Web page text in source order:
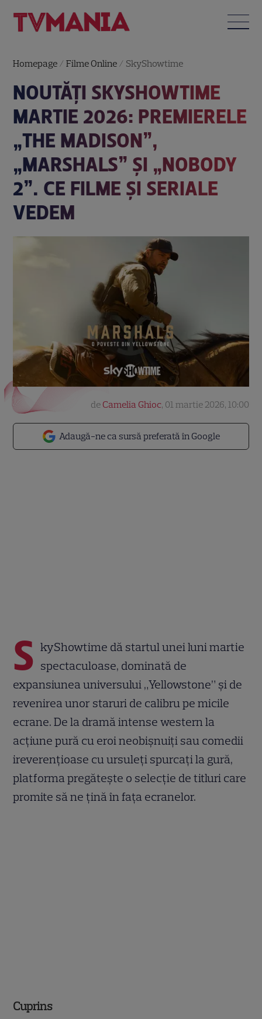
Homepage /Filme Online / SkyShowtime
NOUTĂȚI SKYSHOWTIME
MARTIE 2026: PREMIERELE
„THE MADISON”,
„MARSHALS” ȘI „NOBODY
2”. CE FILME ȘI SERIALE
VEDEM
Adaugă-ne ca sursă preferată în Google
de Camelia Ghioc, 01 martie 2026, 10:00
S kyShowtime dă startul unei luni martie
spectaculoase, dominată de
expansiunea universului „Yellowstone” și de
revenirea unor staruri de calibru pe micile
ecrane. De la dramă intense western la
acțiune pură cu eroi neobișnuiți sau comedii
ireverențioase cu ursuleți spurcați la gură,
platforma pregătește o selecție de titluri care
promite să ne țină în fața ecranelor.
Cuprins